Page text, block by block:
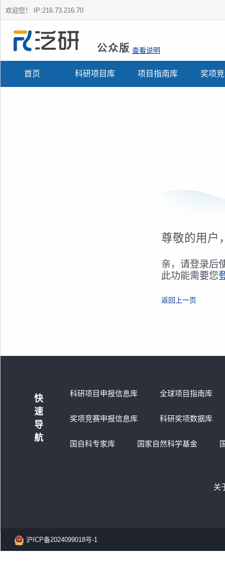
欢迎您！ IP:216.73.216.70
公众版 查看说明
首页 科研项目库 项目指南库 奖项
尊敬的用户
亲，请登录后
此功能需要您
返回上一页
快
速
导
航
科研项目申报信息库 全球项目指南库
奖项竞赛申报信息库 科研奖项数据库
国自科专家库 国家自然科学基金
关
沪ICP备2024099018号-1